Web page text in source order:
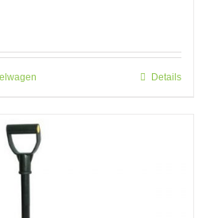
Details